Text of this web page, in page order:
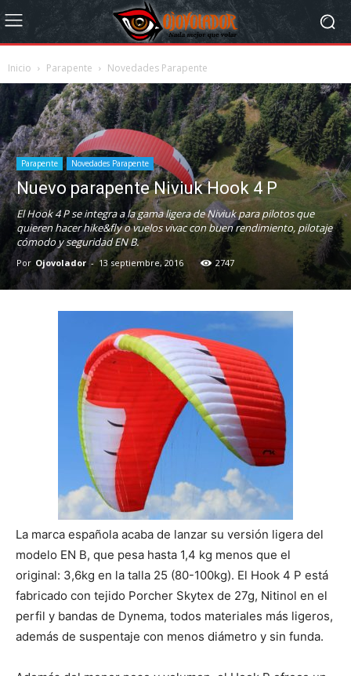
Inicio Parapente Novedades Parapente
Parapente Novedades Parapente
Nuevo parapente Niviuk Hook 4 P
El Hook 4 P se integra a la gama ligera de Niviuk para pilotos que
quieren hacer hike&fly o vuelos vivac con buen rendimiento, pilotaje
cómodo y seguridad EN B.
Por Ojovolador - 13 septiembre, 2016 2747
La marca española acaba de lanzar su versión ligera del
modelo EN B, que pesa hasta 1,4 kg menos que el
original: 3,6kg en la talla 25 (80-100kg). El Hook 4 P está
fabricado con tejido Porcher Skytex de 27g, Nitinol en el
perfil y bandas de Dynema, todos materiales más ligeros,
además de suspentaje con menos diámetro y sin funda.